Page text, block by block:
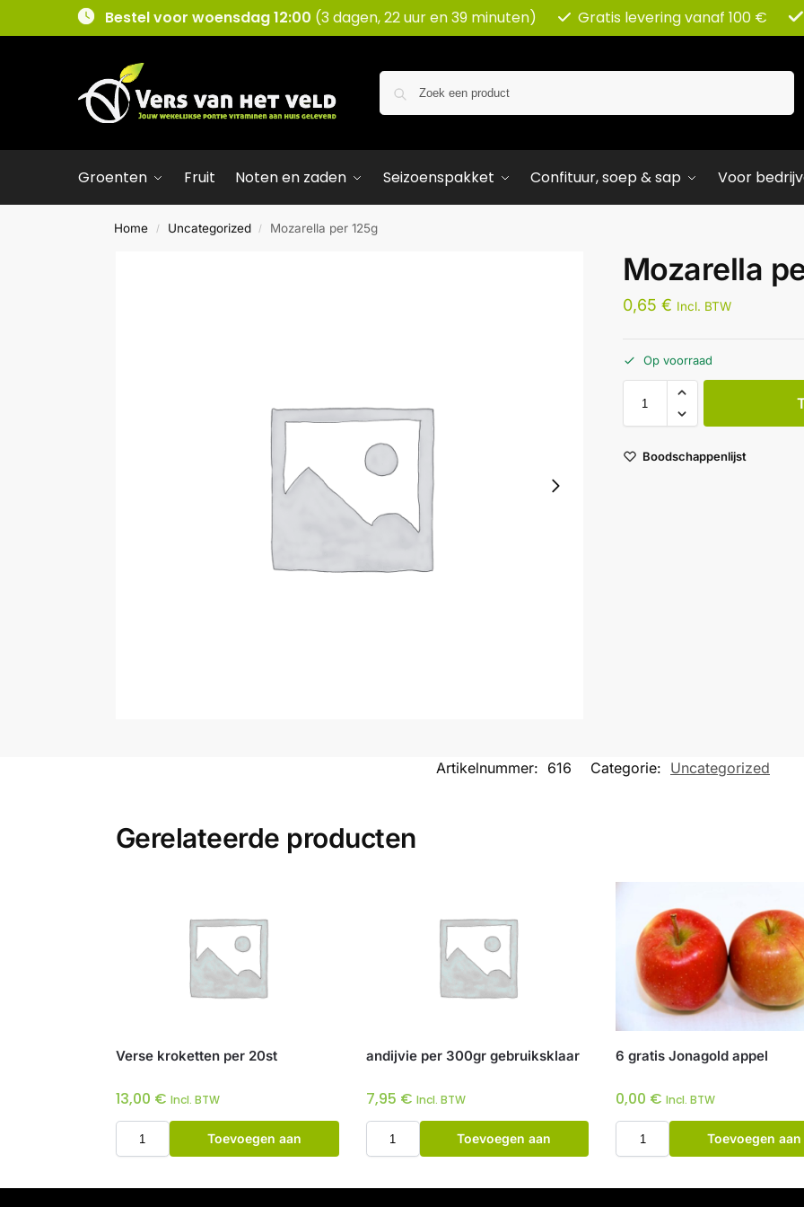
Bestel voor woensdag 12:00 (3 dagen, 22 uur en 39 minuten) Gratis levering vanaf 100 €
Groenten Fruit Noten en zaden Seizoenspakket Confituur, soep & sap Voor
Home / Uncategorized / Mozarella per 125g
Mozarella
0,65 € Incl. BTW
Op voorraad
Boodschappenlijst
Artikelnummer: 616 Categorie: Uncategorized
Gerelateerde producten
Verse kroketten per 20st
13,00 € Incl. BTW
Toevoegen aan
andijvie per 300gr gebruiksklaar
7,95 € Incl. BTW
Toevoegen aan
6 gratis Jonagold appel
0,00 € Incl. BTW
Toevoegen aan